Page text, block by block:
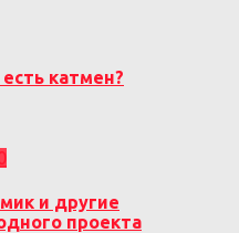
катмен?
и другие
проекта